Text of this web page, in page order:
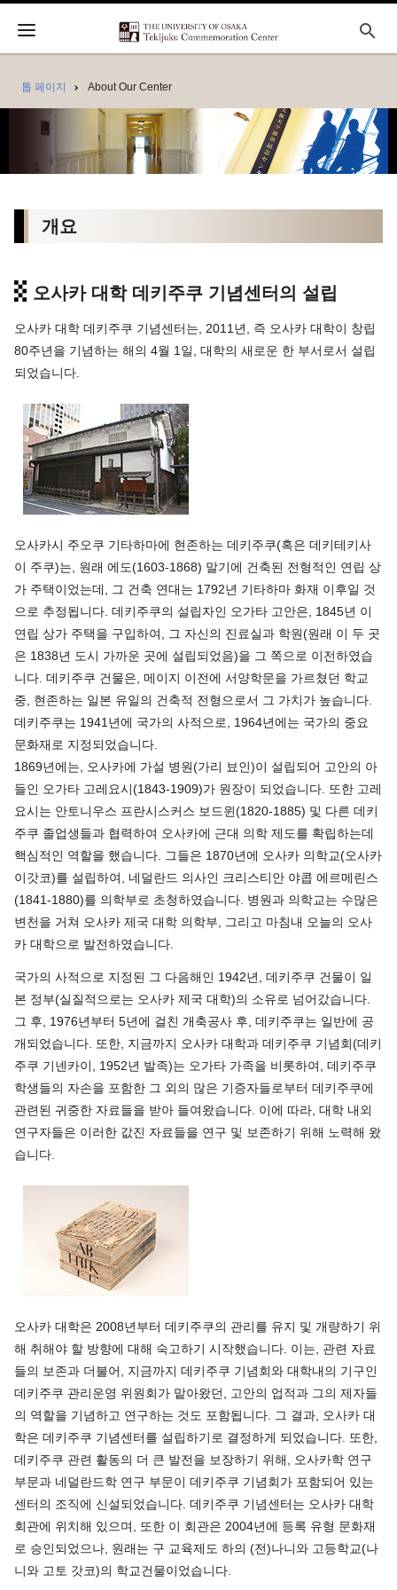
search
톱 페이지 About Our Center
개요
오사카 대학 데키주쿠 기념센터의 설립
오사카 대학 데키주쿠 기념센터는, 2011년, 즉 오사카 대학이 창립
80주년을 기념하는 해의 4월 1일, 대학의 새로운 한 부서로서 설립
되었습니다.
오사카시 주오쿠 기타하마에 현존하는 데키주쿠(혹은 데키테키사
이 주쿠)는, 원래 에도(1603-1868) 말기에 건축된 전형적인 연립 상
가 주택이었는데, 그 건축 연대는 1792년 기타하마 화재 이후일 것
으로 추정됩니다. 데키주쿠의 설립자인 오가타 고안은, 1845년 이
연립 상가 주택을 구입하여, 그 자신의 진료실과 학원(원래 이 두 곳
은 1838년 도시 가까운 곳에 설립되었음)을 그 쪽으로 이전하였습
니다. 데키주쿠 건물은, 메이지 이전에 서양학문을 가르쳤던 학교
중, 현존하는 일본 유일의 건축적 전형으로서 그 가치가 높습니다.
데키주쿠는 1941년에 국가의 사적으로, 1964년에는 국가의 중요
문화재로 지정되었습니다.
1869년에는, 오사카에 가설 병원(가리 뵤인)이 설립되어 고안의 아
들인 오가타 고레요시(1843-1909)가 원장이 되었습니다. 또한 고레
요시는 안토니우스 프란시스커스 보드윈(1820-1885) 및 다른 데키
주쿠 졸업생들과 협력하여 오사카에 근대 의학 제도를 확립하는데
핵심적인 역할을 했습니다. 그들은 1870년에 오사카 의학교(오사카
이갓코)를 설립하여, 네덜란드 의사인 크리스티안 야콥 에르메린스
(1841-1880)를 의학부로 초청하였습니다. 병원과 의학교는 수많은
변천을 거쳐 오사카 제국 대학 의학부, 그리고 마침내 오늘의 오사
카 대학으로 발전하였습니다.
국가의 사적으로 지정된 그 다음해인 1942년, 데키주쿠 건물이 일
본 정부(실질적으로는 오사카 제국 대학)의 소유로 넘어갔습니다.
그 후, 1976년부터 5년에 걸친 개축공사 후, 데키주쿠는 일반에 공
개되었습니다. 또한, 지금까지 오사카 대학과 데키주쿠 기념회(데키
주쿠 기넨카이, 1952년 발족)는 오가타 가족을 비롯하여, 데키주쿠
학생들의 자손을 포함한 그 외의 많은 기증자들로부터 데키주쿠에
관련된 귀중한 자료들을 받아 들여왔습니다. 이에 따라, 대학 내외
연구자들은 이러한 값진 자료들을 연구 및 보존하기 위해 노력해 왔
습니다.
오사카 대학은 2008년부터 데키주쿠의 관리를 유지 및 개량하기 위
해 취해야 할 방향에 대해 숙고하기 시작했습니다. 이는, 관련 자료
들의 보존과 더불어, 지금까지 데키주쿠 기념회와 대학내의 기구인
데키주쿠 관리운영 위원회가 맡아왔던, 고안의 업적과 그의 제자들
의 역할을 기념하고 연구하는 것도 포함됩니다. 그 결과, 오사카 대
학은 데키주쿠 기념센터를 설립하기로 결정하게 되었습니다. 또한,
데키주쿠 관련 활동의 더 큰 발전을 보장하기 위해, 오사카학 연구
부문과 네덜란드학 연구 부문이 데키주쿠 기념회가 포함되어 있는
센터의 조직에 신설되었습니다. 데키주쿠 기념센터는 오사카 대학
회관에 위치해 있으며, 또한 이 회관은 2004년에 등록 유형 문화재
로 승인되었으나, 원래는 구 교육제도 하의 (전)나니와 고등학교(나
니와 고토 갓코)의 학교건물이었습니다.